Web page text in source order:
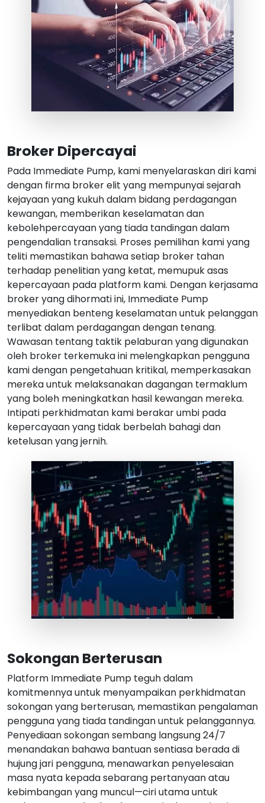
Broker Dipercayai
Pada Immediate Pump, kami menyelaraskan diri kami
dengan firma broker elit yang mempunyai sejarah
kejayaan yang kukuh dalam bidang perdagangan
kewangan, memberikan keselamatan dan
kebolehpercayaan yang tiada tandingan dalam
pengendalian transaksi. Proses pemilihan kami yang
teliti memastikan bahawa setiap broker tahan
terhadap penelitian yang ketat, memupuk asas
kepercayaan pada platform kami. Dengan kerjasama
broker yang dihormati ini, Immediate Pump
menyediakan benteng keselamatan untuk pelanggan
terlibat dalam perdagangan dengan tenang.
Wawasan tentang taktik pelaburan yang digunakan
oleh broker terkemuka ini melengkapkan pengguna
kami dengan pengetahuan kritikal, memperkasakan
mereka untuk melaksanakan dagangan termaklum
yang boleh meningkatkan hasil kewangan mereka.
Intipati perkhidmatan kami berakar umbi pada
kepercayaan yang tidak berbelah bahagi dan
ketelusan yang jernih.
Sokongan Berterusan
Platform Immediate Pump teguh dalam
komitmennya untuk menyampaikan perkhidmatan
sokongan yang berterusan, memastikan pengalaman
pengguna yang tiada tandingan untuk pelanggannya.
Penyediaan sokongan sembang langsung 24/7
menandakan bahawa bantuan sentiasa berada di
hujung jari pengguna, menawarkan penyelesaian
masa nyata kepada sebarang pertanyaan atau
kebimbangan yang muncul—ciri utama untuk